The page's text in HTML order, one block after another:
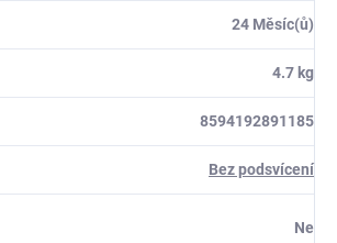
24 Měsíc(ů)
4.7 kg
8594192891185
Bez podsvícení
Ne